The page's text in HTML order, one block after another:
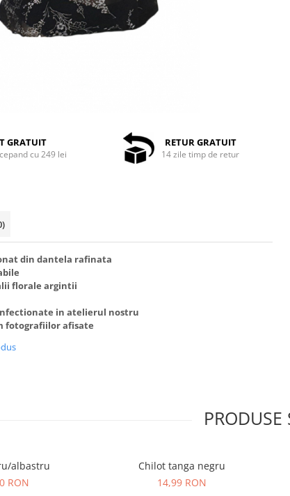
GRATUIT
cu 249 lei
RETUR GRATUIT
14 zile timp de retur
din dantela rafinata
florale argintii
in atelierul nostru
fotografiilor afisate
PRODUSE
albastru
RON
Chilot tanga negru
14,99 RON